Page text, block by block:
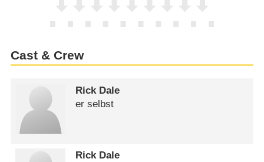
Cast & Crew
Rick Dale
er selbst
Rick Dale